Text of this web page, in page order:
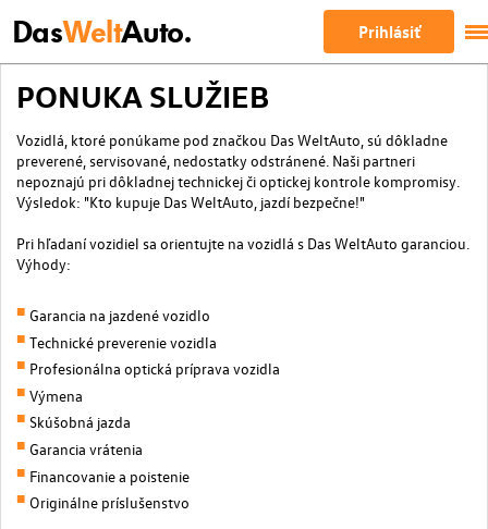
DasWeltAuto. Prihlásiť
PONUKA SLUŽIEB
Vozidlá, ktoré ponúkame pod značkou Das WeltAuto, sú dôkladne
preverené, servisované, nedostatky odstránené. Naši partneri
nepoznajú pri dôkladnej technickej či optickej kontrole kompromisy.
Výsledok: "Kto kupuje Das WeltAuto, jazdí bezpečne!"
Pri hľadaní vozidiel sa orientujte na vozidlá s Das WeltAuto garanciou.
Výhody:
Garancia na jazdené vozidlo
Technické preverenie vozidla
Profesionálna optická príprava vozidla
Výmena
Skúšobná jazda
Garancia vrátenia
Financovanie a poistenie
Originálne príslušenstvo